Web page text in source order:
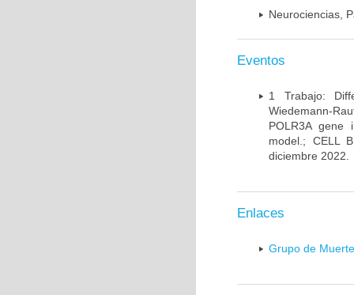
Neurociencias,
Eventos
1 Trabajo:
Wiedemann-
POLR3A gene
model.; CELL
diciembre 2022.
Enlaces
Grupo de